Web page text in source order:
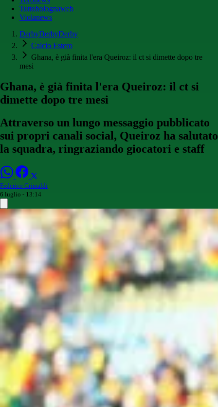
Tuttobolognaweb
Violanews
DerbyDerbyDerby
Calcio Estero
Ghana, è già finita l'era Queiroz: il ct si dimette dopo tre
mesi
Ghana, è già finita l'era Queiroz: il ct si
dimette dopo tre mesi
Attraverso un lungo messaggio pubblicato
sui propri canali social, Queiroz ha salutato
la squadra, ringraziando giocatori e staff
Federico Grimaldi
6 luglio - 13:14